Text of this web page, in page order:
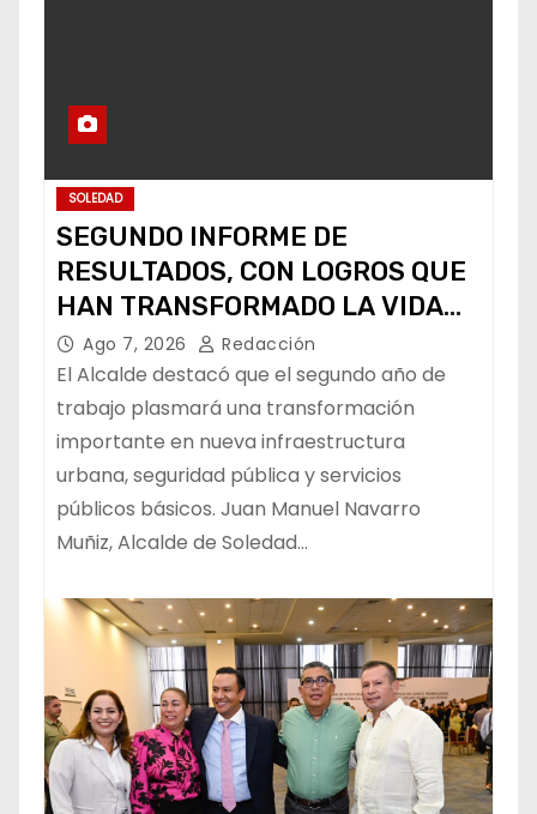
SOLEDAD
SEGUNDO INFORME DE
RESULTADOS, CON LOGROS QUE
HAN TRANSFORMADO LA VIDA
DE LOS SOLEDENSES: JUAN
MANUEL NAVARRO
Ago 7, 2026 Redacción
El Alcalde destacó que el segundo año de
trabajo plasmará una transformación
importante en nueva infraestructura
urbana, seguridad pública y servicios
públicos básicos. Juan Manuel Navarro
Muñiz, Alcalde de Soledad…